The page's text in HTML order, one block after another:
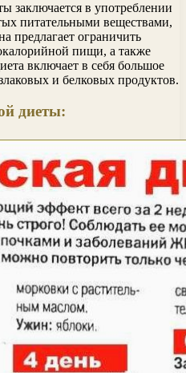
заключается в употреблении
питательными веществами,
предлагает ограничить
пищи, а также
включает в себя большое
и белковых продуктов.
диеты: